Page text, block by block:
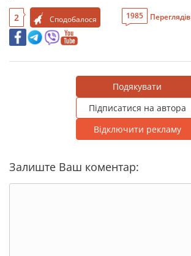
2 Сподобалося 1985 Переглядів
Подякувати
Підписатися на автора
Відключити рекламу
Залиште Ваш коментар: